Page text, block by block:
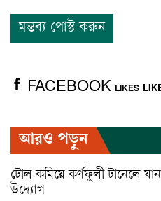
FACEBOOK LIKES
আরও পড়ুন
টোল কমিয়ে কর্ণফুলী টানেলে
উদ্যোগ